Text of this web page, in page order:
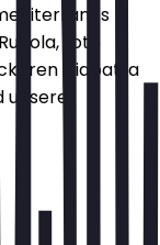
rote
Ciabatta